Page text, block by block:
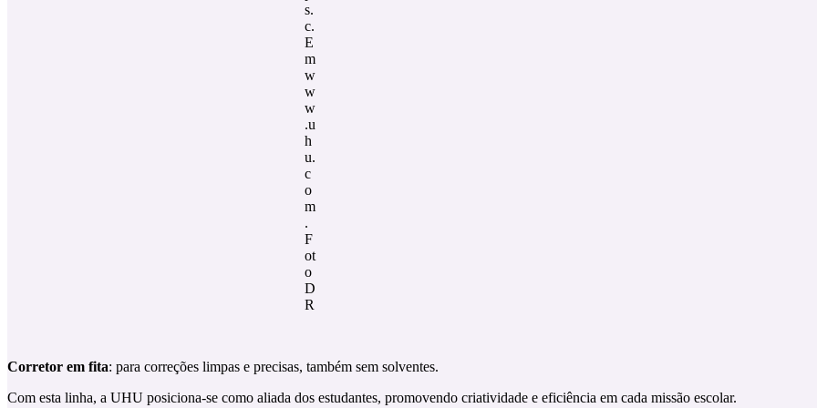
s.
c.
E
m
w
w
w
.u
h
u.
c
o
m
.
F
ot
o
D
R
Corretor em fita: para correções limpas e precisas, também sem solventes.
Com esta linha, a UHU posiciona-se como aliada dos estudantes, promovendo criatividade e eficiência em cada missão escolar.